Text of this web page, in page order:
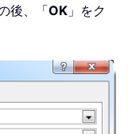
後、「OK 」をク